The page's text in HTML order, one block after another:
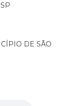
DE SÃO